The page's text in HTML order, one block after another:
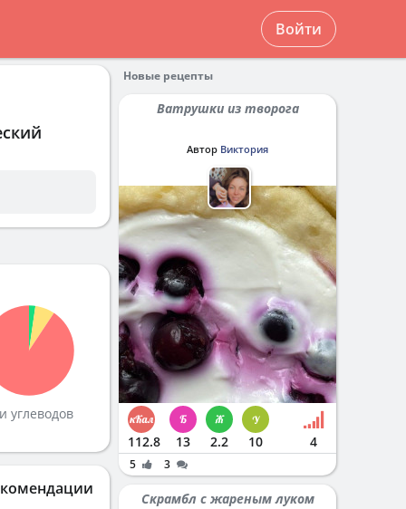
Войти
углеводов
Новые рецепты
Ватрушки из творога
Автор Виктория
112.8 13 2.2 10 4
5 3
Скрамбл с жареным луком